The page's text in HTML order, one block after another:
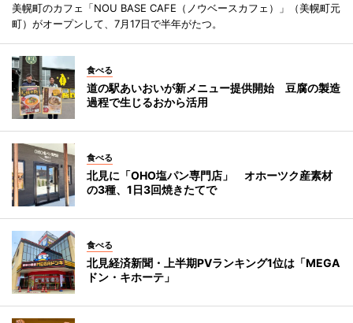
美幌町のカフェ「NOU BASE CAFE（ノウベースカフェ）」（美幌町元
町）がオープンして、7月17日で半年がたつ。
食べる
道の駅あいおいが新メニュー提供開始 豆腐の製造
過程で生じるおから活用
食べる
北見に「OHO塩パン専門店」 オホーツク産素材
の3種、1日3回焼きたてで
食べる
北見経済新聞・上半期PVランキング1位は「MEGA
ドン・キホーテ」